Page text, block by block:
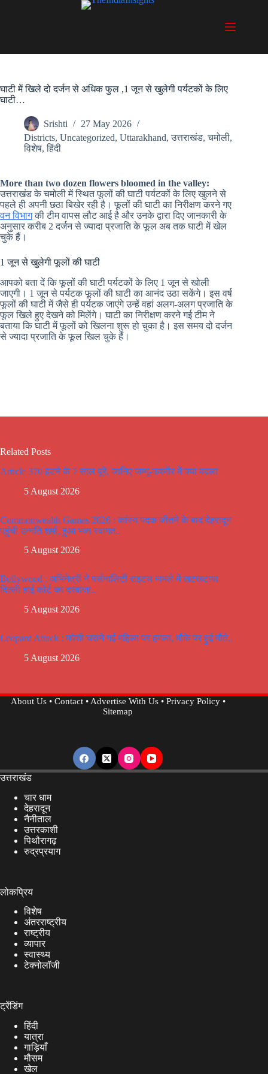
घाटी में खिले दो दर्जन से अधिक फुल ,1 जून से खुलेगी पर्यटकों के लिए
घाटी…
Srishti
27 May 2026
Districts, Uncategorized, Uttarakhand,उत्तराखंड,चमोली,
विशेष,हिंदी
More than two dozen flowers bloomed in the valley:
उत्तराखंड के चमोली में स्थित फूलों की घाटी पर्यटकों के लिए खुलने से
पहले ही अपनी छठा बिखेर रही है। फूलों की घाटी का निरीक्षण करने गए
वन विभागकी टीम वापस लौट आई है और उनके द्वारा दिए जानकारी के
अनुसार करीब 2 दर्जन से ज्यादा प्रजाति के फूल अब तक घाटी में खेल
चुके हैं।
1 जून से खुलेगी फूलों की घाटी
आपको बता दें कि फूलों की घाटी पर्यटकों के लिए 1 जून से खोली
जाएगी। 1 जून से पर्यटक फूलों की घाटी का आनंद उठा सकेंगे। इस वर्ष
फूलों की घाटी में जैसे ही पर्यटक जाएंगे उन्हें वहां अलग-अलग प्रजाति के
फूल खिले हुए देखने को मिलेंगे। घाटी का निरीक्षण करने गई टीम ने
बताया कि घाटी में फूलों को खिलना शुरू हो चुका है। इस समय दो दर्जन
से ज्यादा प्रजाति के फूल खिल चुके हैं।
Related Posts
Article 370 हटने के 7 साल पूरे, जानिए जम्मू-कश्मीर में क्या बदला
5 August 2026
Commonwealth Games 2026 : कांस्य पदक जीतने के बाद देहरादून
पहुंची उन्नति शर्मा, हुआ भव्य स्वागत..
5 August 2026
Bollywood : अभिनेत्री ने पर्सनालिटी राइटस मामले में खटखटाया
दिल्ली हाई कोर्ट का दरवाजा..
5 August 2026
Leopard Attack : मवेशी चराने गई महिला पर हमला, मौके पर हुई मौते..
5 August 2026
About Us• Contact•Advertise With Us• Privacy Policy•
Sitemap
उत्तराखंड
चार धाम
देहरादून
नैनीताल
उत्तरकाशी
पिथौरागढ़
रुद्रप्रयाग
लोकप्रिय
विशेष
अंतरराष्ट्रीय
राष्ट्रीय
व्यापार
स्वास्थ्य
टेक्नोलॉजी
ट्रेंडिंग
हिंदी
यात्रा
गाड़ियाँ
मौसम
खेल